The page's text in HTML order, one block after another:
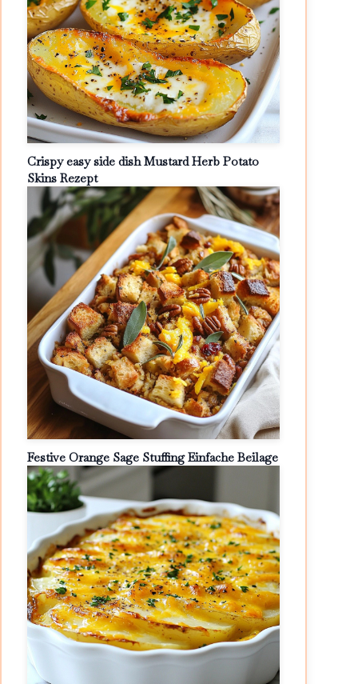
Crispy easy side dish Mustard Herb Potato
Skins Rezept
Festive Orange Sage Stuffing Einfache Beilage